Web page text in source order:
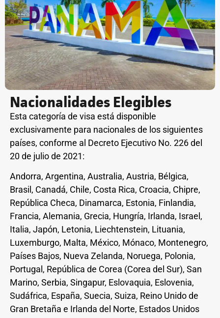
Nacionalidades Elegibles
Esta categoría de visa está disponible
exclusivamente para nacionales de los siguientes
países, conforme al Decreto Ejecutivo No. 226 del
20 de julio de 2021:
Andorra, Argentina, Australia, Austria, Bélgica,
Brasil, Canadá, Chile, Costa Rica, Croacia, Chipre,
República Checa, Dinamarca, Estonia, Finlandia,
Francia, Alemania, Grecia, Hungría, Irlanda, Israel,
Italia, Japón, Letonia, Liechtenstein, Lituania,
Luxemburgo, Malta, México, Mónaco, Montenegro,
Países Bajos, Nueva Zelanda, Noruega, Polonia,
Portugal, República de Corea (Corea del Sur), San
Marino, Serbia, Singapur, Eslovaquia, Eslovenia,
Sudáfrica, España, Suecia, Suiza, Reino Unido de
Gran Bretaña e Irlanda del Norte, Estados Unidos